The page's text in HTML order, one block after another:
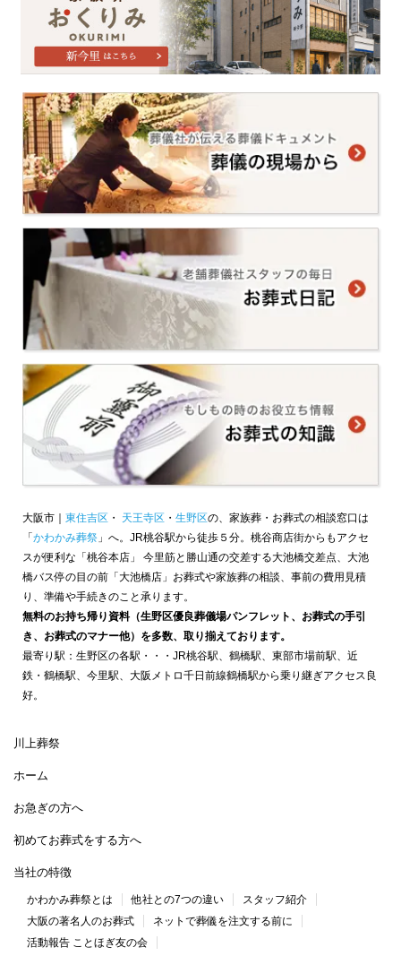
大阪市｜ 東住吉区 ・ 天王寺区 ・ 生野区の、家族葬・お葬式の相談窓口は
「かわかみ葬祭 」へ。JR桃谷駅から徒歩５分。桃谷商店街からもアクセ
スが便利な「桃谷本店」 今里筋と勝山通の交差する大池橋交差点、大池
橋バス停の目の前「大池橋店」お葬式や家族葬の相談、事前の費用見積
り、準備や手続きのこと承ります。
無料のお持ち帰り資料（生野区優良葬儀場パンフレット、お葬式の手引
き、お葬式のマナー他）を多数、取り揃えております。
最寄り駅：生野区の各駅・・・JR桃谷駅、鶴橋駅、東部市場前駅、近
鉄・鶴橋駅、今里駅、大阪メトロ千日前線鶴橋駅から乗り継ぎアクセス良
好。
川上葬祭
ホーム
お急ぎの方へ
初めてお葬式をする方へ
当社の特徴
かわかみ葬祭とは 他社との7つの違い
スタッフ紹介
大阪の著名人のお葬式
ネットで葬儀を注文する前に
活動報告 ことほぎ友の会